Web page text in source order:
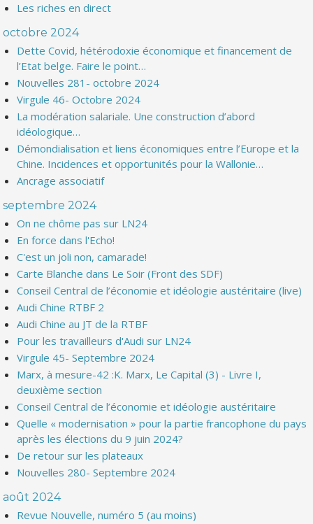
Les riches en direct
octobre 2024
Dette Covid, hétérodoxie économique et financement de
l’Etat belge. Faire le point…
Nouvelles 281- octobre 2024
Virgule 46- Octobre 2024
La modération salariale. Une construction d’abord
idéologique…
Démondialisation et liens économiques entre l’Europe et la
Chine. Incidences et opportunités pour la Wallonie…
Ancrage associatif
septembre 2024
On ne chôme pas sur LN24
En force dans l'Echo!
C'est un joli non, camarade!
Carte Blanche dans Le Soir (Front des SDF)
Conseil Central de l’économie et idéologie austéritaire (live)
Audi Chine RTBF 2
Audi Chine au JT de la RTBF
Pour les travailleurs d'Audi sur LN24
Virgule 45- Septembre 2024
Marx, à mesure-42 :K. Marx, Le Capital (3) - Livre I,
deuxième section
Conseil Central de l’économie et idéologie austéritaire
Quelle « modernisation » pour la partie francophone du pays
après les élections du 9 juin 2024?
De retour sur les plateaux
Nouvelles 280- Septembre 2024
août 2024
Revue Nouvelle, numéro 5 (au moins)